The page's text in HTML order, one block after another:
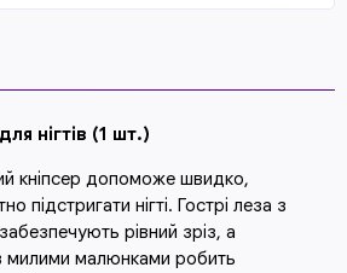
нігтів (1 шт.)
кніпсер допоможе швидко,
підстригати нігті. Гострі леза з
рівний зріз, а
милими малюнками робить